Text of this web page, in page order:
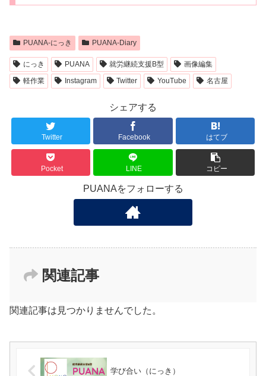
PUANA-にっき PUANA-Diary
にっき PUANA 就労継続支援B型
画像編集
軽作業
Instagram Twitter YouTube 名古屋
シェアする
Twitter Facebook はてブ
Pocket LINE コピー
PUANAをフォローする
関連記事
関連記事は見つかりませんでした。
学び合い（にっき）